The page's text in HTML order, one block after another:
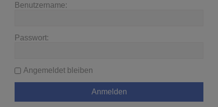
Benutzername:
Passwort:
Angemeldet bleiben